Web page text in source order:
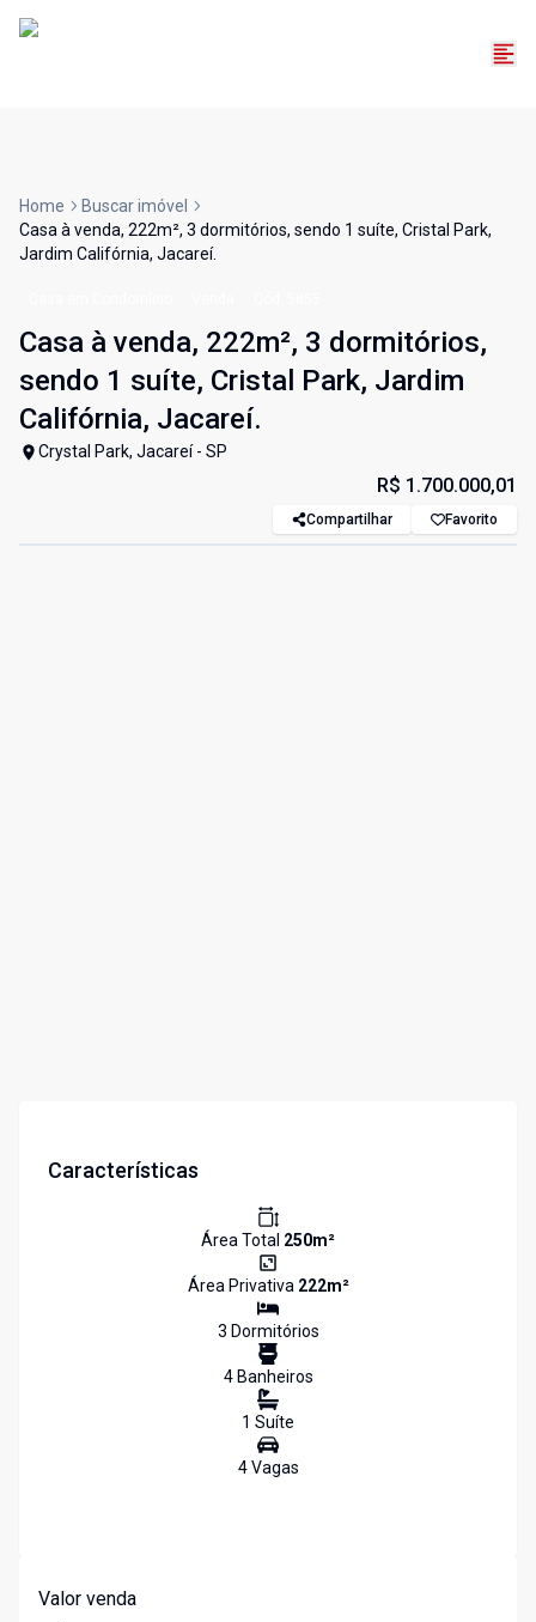
Home
Buscar imóvel
Casa à venda, 222m², 3 dormitórios, sendo 1 suíte, Cristal Park,
Jardim Califórnia, Jacareí.
Casa à venda, 222m², 3 dormitórios,
sendo 1 suíte, Cristal Park, Jardim
Califórnia, Jacareí.
Crystal Park, Jacareí - SP
R$ 1.700.000,01
Compartilhar Favorito
Características
Área Total 250m²
Área Privativa 222m²
3 Dormitórios
4Banheiros
1 Suíte
4Vagas
Valor venda